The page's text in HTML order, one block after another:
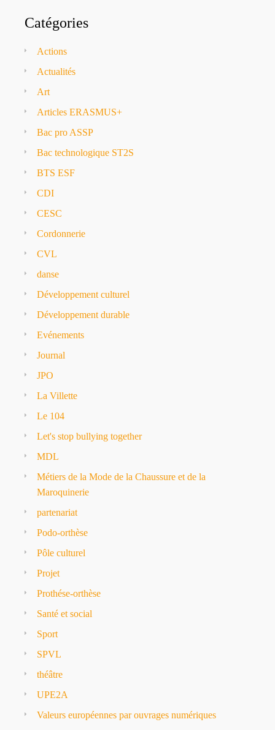
Catégories
Actions
Actualités
Art
Articles ERASMUS+
Bac pro ASSP
Bac technologique ST2S
BTS ESF
CDI
CESC
Cordonnerie
CVL
danse
Développement culturel
Développement durable
Evénements
Journal
JPO
La Villette
Le 104
Let's stop bullying together
MDL
Métiers de la Mode de la Chaussure et de la
Maroquinerie
partenariat
Podo-orthèse
Pôle culturel
Projet
Prothése-orthèse
Santé et social
Sport
SPVL
théâtre
UPE2A
Valeurs européennes par ouvrages numériques